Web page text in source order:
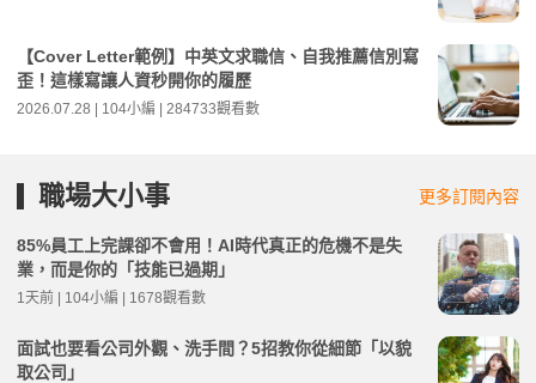
【Cover Letter範例】中英文求職信、自我推薦信別寫
歪！這樣寫讓人資秒開你的履歷
2026.07.28 | 104小編 | 284733觀看數
職場大小事 更多訂閱內容
85%員工上完課卻不會用！AI時代真正的危機不是失
業，而是你的「技能已過期」
1天前 | 104小編 | 1678觀看數
面試也要看公司外觀、洗手間？5招教你從細節「以貌
取公司」